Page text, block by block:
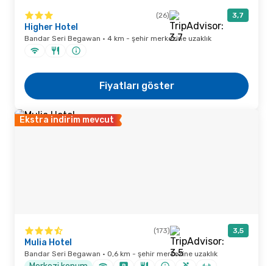
(26) 3,7
Higher Hotel
Bandar Seri Begawan · 4 km - şehir merkezine uzaklık
Fiyatları göster
Ekstra indirim mevcut
(173) 3,5
Mulia Hotel
Bandar Seri Begawan · 0,6 km - şehir merkezine uzaklık